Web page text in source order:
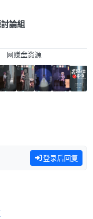
論組
网赚盘资源
登录后回复